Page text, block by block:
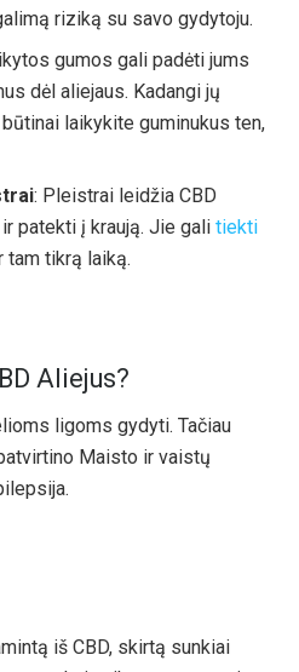
riziką su savo gydytoju.
gumos gali padėti jums
dėl aliejaus. Kadangi jų
laikykite guminukus ten,
: Pleistrai leidžia CBD
patekti į kraują. Jie galitiekti
tam tikrą laiką.
Aliejus?
ligoms gydyti. Tačiau
Maisto ir vaistų
iš CBD, skirtą sunkiai